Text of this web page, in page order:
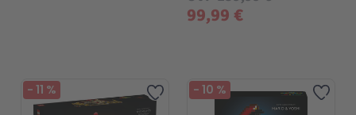
99,99 €
Zur Wunschliste
- 11 % - 10 %